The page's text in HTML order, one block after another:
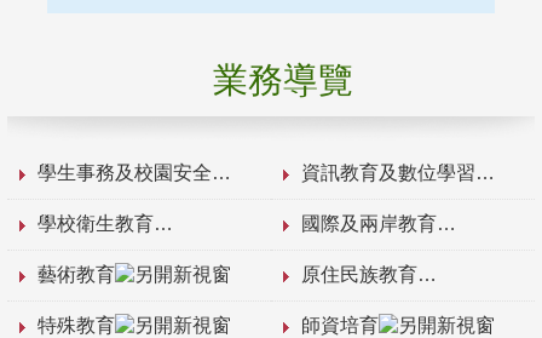
業務導覽
學生事務及校園安全 資訊教育及數位學習
學校衛生教育 國際及兩岸教育
藝術教育 原住民族教育
特殊教育 師資培育